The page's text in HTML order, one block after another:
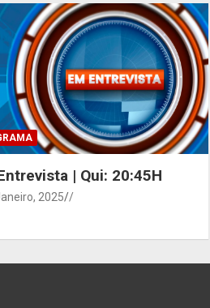
| Qui: 20:45H
2025 /